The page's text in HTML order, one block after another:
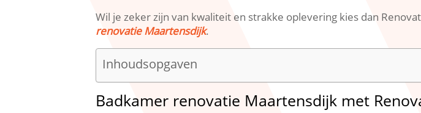
Wil je zeker zijn van kwaliteit en strakke oplevering kies dan
renovatie Maartensdijk.​
Inhoudsopgaven
Badkamer renovatie Maartensdijk met